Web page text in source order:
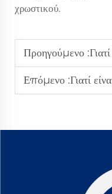
χρωστικού.
Προηγούμενο :Γιατί η
Επόμενο :Γιατί είναι